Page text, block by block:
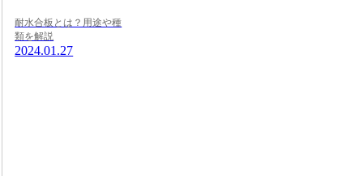
耐水合板とは？用途や種
類を解説
2024.01.27